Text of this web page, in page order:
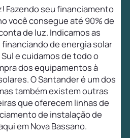
Fazendo seu financiamento
você consegue até 90% de
de luz. Indicamos as
de energia solar
e cuidamos de todo o
dos equipamentos à
O Santander é um dos
também existem outras
que oferecem linhas de
de instalação de
em Nova Bassano.